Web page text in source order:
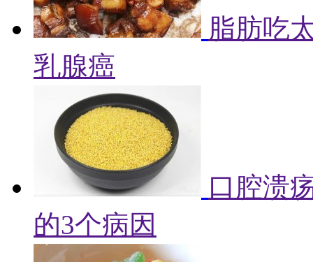
脂肪吃
乳腺癌
口腔溃
的3个病因